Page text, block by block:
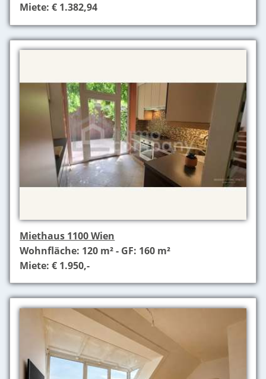
Miete: € 1.382,94
Miethaus 1100 Wien
Wohnfläche: 120 m² - GF: 160 m²
Miete: € 1.950,-